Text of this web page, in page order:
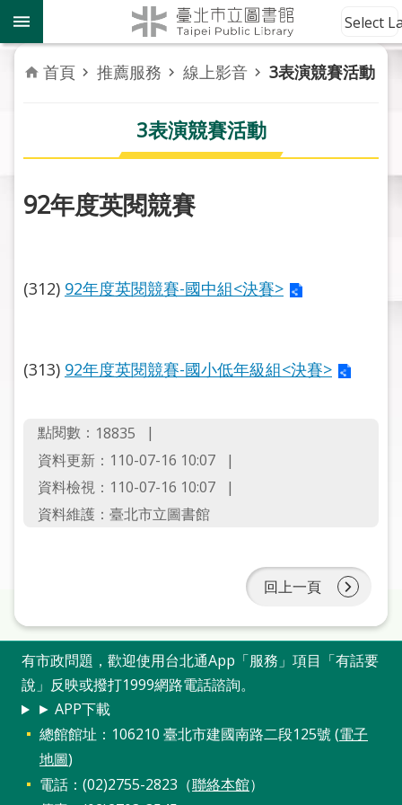
跳到主要內容區塊
到
館
資
訊
者
務
報
於
線
上
申
請
答
加
入
市
圖
網
Select
首頁 推薦服務 線上影音 3表演競賽活動
3表演競賽活動
92年度英閱競賽
(312) 92年度英閱競賽-國中組<決賽>
(313) 92年度英閱競賽-國小低年級組<決賽>
點閱數： 18835
資料更新：110-07-16 10:07
資料檢視：110-07-16 10:07
資料維護：臺北市立圖書館
回上一頁
有市政問題，歡迎使用台北通App「服務」項目「有話要
說」反映或撥打1999網路電話諮詢。
► APP下載
總館館址：106210 臺北市建國南路二段125號 (電子
地圖)
電話：(02)2755-2823（聯絡本館）